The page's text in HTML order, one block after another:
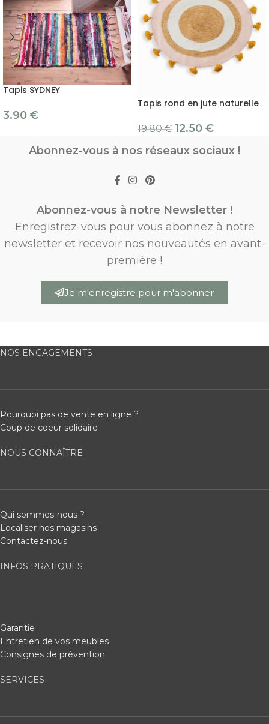
Tapis SYDNEY
3.90 €
Tapis rond en jute naturelle
19.80€ 12.50 €
Abonnez-vous à nos réseaux sociaux !
Abonnez-vous à notre Newsletter !
Enregistrez-vous pour vous abonnez à notre
newsletter et recevoir nos nouveautés en avant-
première !
Je m'enregistre pour m'abonner
NOS ENGAGEMENTS
Pourquoi pas de vente en ligne ?
Coup de coeur solidaire
NOUS CONNAÎTRE
Qui sommes-nous ?
Localiser nos magasins
Contactez-nous
INFOS PRATIQUES
Garantie
Entretien de vos meubles
Consignes de prévention
SERVICES